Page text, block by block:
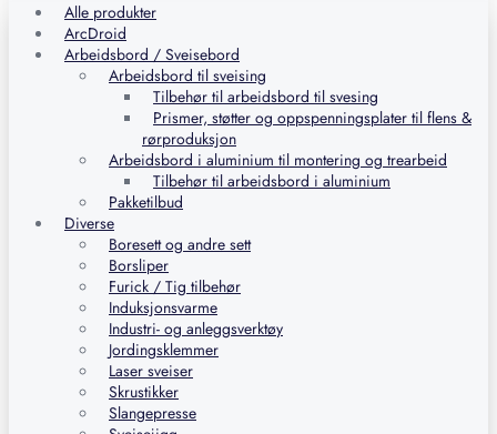
Alle produkter
ArcDroid
Arbeidsbord / Sveisebord
Arbeidsbord til sveising
Tilbehør til arbeidsbord til svesing
Prismer, støtter og oppspenningsplater til flens &
rørproduksjon
Arbeidsbord i aluminium til montering og trearbeid
Tilbehør til arbeidsbord i aluminium
Pakketilbud
Diverse
Boresett og andre sett
Borsliper
Furick / Tig tilbehør
Induksjonsvarme
Industri- og anleggsverktøy
Jordingsklemmer
Laser sveiser
Skrustikker
Slangepresse